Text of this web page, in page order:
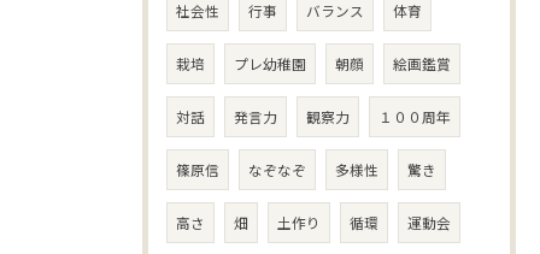
社会性 行事 バランス 体育
栽培 プレ幼稚園 朝顔 絵画鑑賞
対話 発言力 観察力 １００周年
篠原信 なぞなぞ 多様性 驚き
高さ 畑 土作り 循環 運動会